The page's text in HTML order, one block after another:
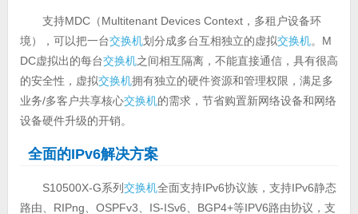
支持MDC（Multitenant Devices Context，多租户设备环
境），可以把一台交换机划分成多台互相独立的虚拟交换机。M
DC虚拟出的每台交换机之间相互隔离，不能直接通信，具有很高
的安全性，虚拟交换机拥有独立的硬件资源和管理权限，满足多
业务/多客户共享核心交换机的需求，节省购置新网络设备和网络
设备硬件升级的开销。
全面的IPv6解决方案
S10500X-G系列交换机全面支持IPv6协议族，支持IPv6静态
路由、RIPng、OSPFv3、IS-ISv6、BGP4+等IPV6路由协议，支